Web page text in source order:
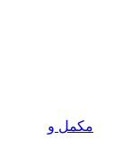
مکمل و